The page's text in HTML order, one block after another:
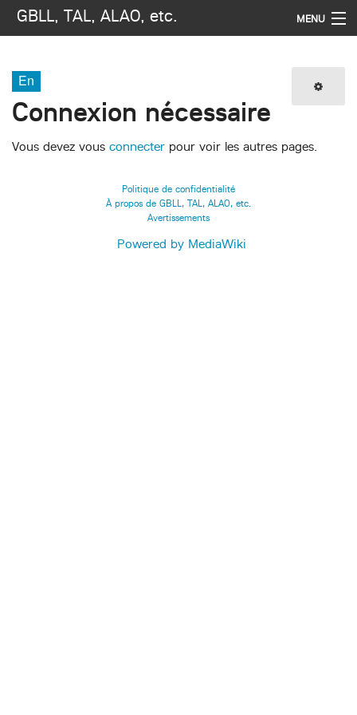
GBLL, TAL, ALAO, etc. MENU
Rechercher
En
Connexion nécessaire
Vous devez vous connecter pour voir les autres pages.
Politique de confidentialité
À propos de GBLL, TAL, ALAO, etc.
Avertissements
Powered by MediaWiki